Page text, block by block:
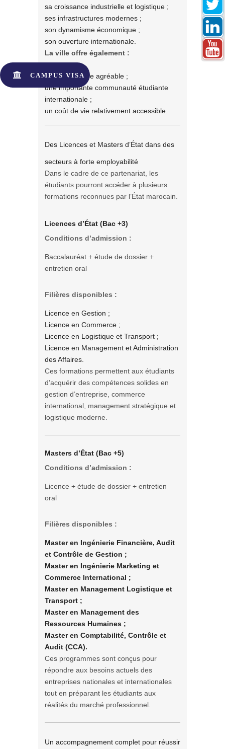
sa croissance industrielle et logistique ;
ses infrastructures modernes ;
son dynamisme économique ;
son ouverture internationale.
La ville offre également :
un cadre de vie agréable ;
une importante communauté étudiante
internationale ;
un coût de vie relativement accessible.
Des Licences et Masters d’État dans des
secteurs à forte employabilité
Dans le cadre de ce partenariat, les
étudiants pourront accéder à plusieurs
formations reconnues par l’État marocain.
Licences d’État (Bac +3)
Conditions d’admission :
Baccalauréat + étude de dossier +
entretien oral
Filières disponibles :
Licence en Gestion ;
Licence en Commerce ;
Licence en Logistique et Transport ;
Licence en Management et Administration
des Affaires.
Ces formations permettent aux étudiants
d’acquérir des compétences solides en
gestion d’entreprise, commerce
international, management stratégique et
logistique moderne.
Masters d’État (Bac +5)
Conditions d’admission :
Licence + étude de dossier + entretien
oral
Filières disponibles :
Master en Ingénierie Financière, Audit
et Contrôle de Gestion ;
Master en Ingénierie Marketing et
Commerce International ;
Master en Management Logistique et
Transport ;
Master en Management des
Ressources Humaines ;
Master en Comptabilité, Contrôle et
Audit (CCA).
Ces programmes sont conçus pour
répondre aux besoins actuels des
entreprises nationales et internationales
tout en préparant les étudiants aux
réalités du marché professionnel.
Un accompagnement complet pour réussir
CAMPUS VISA